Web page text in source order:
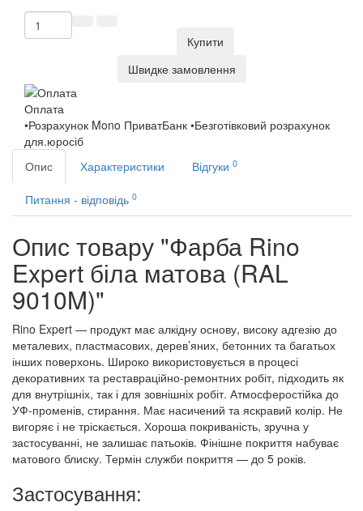
Купити
Швидке замовлення
Оплата
•Розрахунок Mono ПриватБанк •Безготівковий розрахунок
для.юросіб
Опис
Характеристики Відгуки 0
Питання - відповідь 0
Опис товару "Фарба Rino
Expert біла матова (RAL
9010M)"
Rino Expert — продукт має алкідну основу, високу адгезію до
металевих, пластмасових, дерев’яних, бетонних та багатьох
інших поверхонь. Широко використовується в процесі
декоративних та реставраційно-ремонтних робіт, підходить як
для внутрішніх, так і для зовнішніх робіт. Атмосферостійка до
УФ-променів, стирання. Має насичений та яскравий колір. Не
вигоряє і не тріскається. Хороша покриваність, зручна у
застосуванні, не залишає патьоків. Фінішне покриття набуває
матового блиску. Термін служби покриття — до 5 років.
Застосування: